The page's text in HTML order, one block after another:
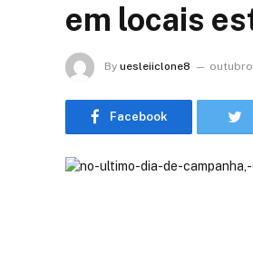
em locais
By uesleiiclone8 outubro
Facebook